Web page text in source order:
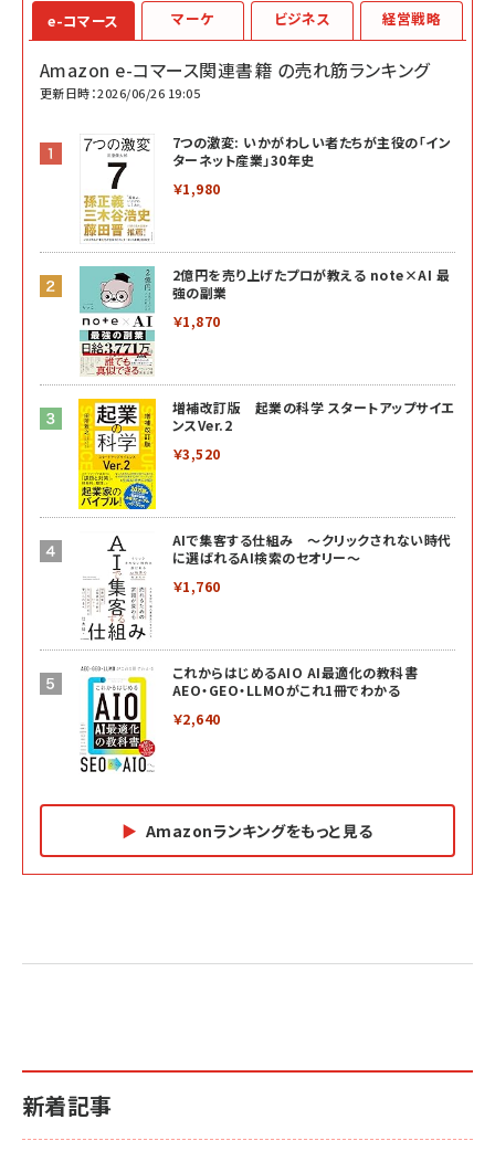
e-コマース
Amazon e-コマース関連書籍 の売れ筋ランキング
更新日時：2026/06/26 19:05
7つの激変: いかがわしい者たちが主役の「イン
ターネット産業」30年史
￥1,980
2億円を売り上げたプロが教える note×AI 最
強の副業
￥1,870
増補改訂版 起業の科学 スタートアップサイエ
ンスVer.2
￥3,520
AIで集客する仕組み ～クリックされない時代
に選ばれるAI検索のセオリー～
￥1,760
これからはじめるAIO AI最適化の教科書
AEO・GEO・LLMOがこれ1冊でわかる
￥2,640
Amazonランキングをもっと見る
マーケ
2億円を売り上げたプロが教える note×AI 最強の
小さな会社は戦略が9割
ビジネス
anan(アンアン)2026/07/01号 No.2501[魅せる
anan(アンアン)2026/06/24号 No.2500増刊
経営戦略
ベインキャピタル 企業価値向上力の秘密
ルな本質」
新着記事